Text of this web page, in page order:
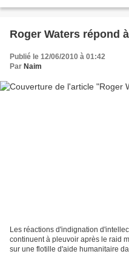
Roger Waters répond
Publié le 12/06/2010 à 01:42
Par Naim
Les réactions d'indignation
continuent à pleuvoir après le raid
sur une flotille d'aide humanitaire